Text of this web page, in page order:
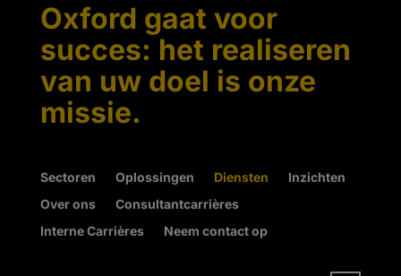
Oxford gaat voor
succes: het realiseren
van uw doel is onze
missie.
Sectoren Oplossingen Diensten
Inzichten
Over ons
Consultantcarrières
Interne Carrières
Neem contact op